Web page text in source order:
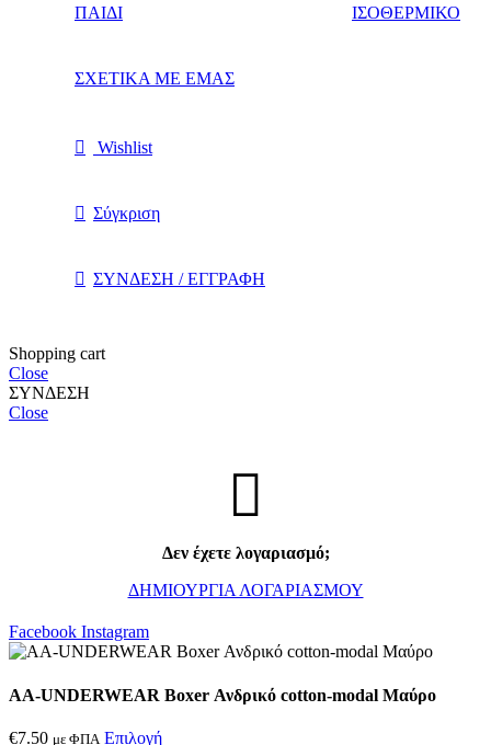
ΠΑΙΔΙ ΙΣΟΘΕΡΜΙΚΟ
ΣΧΕΤΙΚΑ ΜΕ ΕΜΑΣ
Wishlist
Σύγκριση
ΣΥΝΔΕΣΗ / ΕΓΓΡΑΦΗ
Shopping cart
Close
ΣΥΝΔΕΣΗ
Close
Δεν έχετε λογαριασμό;
ΔΗΜΙΟΥΡΓΙΑ ΛΟΓΑΡΙΑΣΜΟΥ
Facebook Instagram
AA-UNDERWEAR Boxer Ανδρικό cotton-modal Μαύρο
€7.50 με ΦΠΑ Επιλογή